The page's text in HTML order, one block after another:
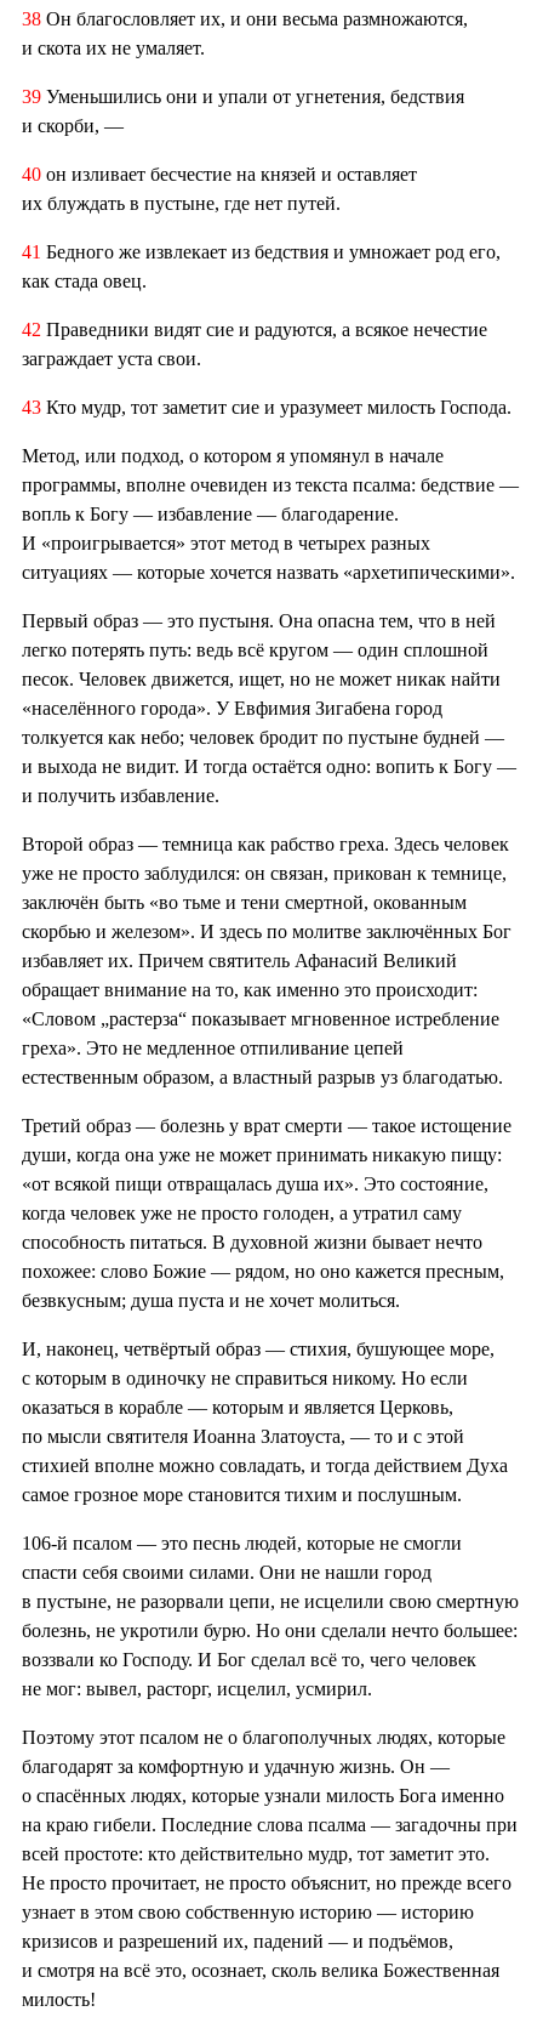
38 Он благословляет их, и они весьма размножаются,
и скота их не умаляет.
39 Уменьшились они и упали от угнетения, бедствия
и скорби, —
40 он изливает бесчестие на князей и оставляет
их блуждать в пустыне, где нет путей.
41 Бедного же извлекает из бедствия и умножает род его,
как стада овец.
42 Праведники видят сие и радуются, а всякое нечестие
заграждает уста свои.
43 Кто мудр, тот заметит сие и уразумеет милость Господа.
Метод, или подход, о котором я упомянул в начале
программы, вполне очевиден из текста псалма: бедствие —
вопль к Богу — избавление — благодарение.
И «проигрывается» этот метод в четырех разных
ситуациях — которые хочется назвать «архетипическими».
Первый образ — это пустыня. Она опасна тем, что в ней
легко потерять путь: ведь всё кругом — один сплошной
песок. Человек движется, ищет, но не может никак найти
«населённого города». У Евфимия Зигабена город
толкуется как небо; человек бродит по пустыне будней —
и выхода не видит. И тогда остаётся одно: вопить к Богу —
и получить избавление.
Второй образ — темница как рабство греха. Здесь человек
уже не просто заблудился: он связан, прикован к темнице,
заключён быть «во тьме и тени смертной, окованным
скорбью и железом». И здесь по молитве заключённых Бог
избавляет их. Причем святитель Афанасий Великий
обращает внимание на то, как именно это происходит:
«Словом „растерза“ показывает мгновенное истребление
греха». Это не медленное отпиливание цепей
естественным образом, а властный разрыв уз благодатью.
Третий образ — болезнь у врат смерти — такое истощение
души, когда она уже не может принимать никакую пищу:
«от всякой пищи отвращалась душа их». Это состояние,
когда человек уже не просто голоден, а утратил саму
способность питаться. В духовной жизни бывает нечто
похожее: слово Божие — рядом, но оно кажется пресным,
безвкусным; душа пуста и не хочет молиться.
И, наконец, четвёртый образ — стихия, бушующее море,
с которым в одиночку не справиться никому. Но если
оказаться в корабле — которым и является Церковь,
по мысли святителя Иоанна Златоуста, — то и с этой
стихией вполне можно совладать, и тогда действием Духа
самое грозное море становится тихим и послушным.
106-й псалом — это песнь людей, которые не смогли
спасти себя своими силами. Они не нашли город
в пустыне, не разорвали цепи, не исцелили свою смертную
болезнь, не укротили бурю. Но они сделали нечто большее:
воззвали ко Господу. И Бог сделал всё то, чего человек
не мог: вывел, расторг, исцелил, усмирил.
Поэтому этот псалом не о благополучных людях, которые
благодарят за комфортную и удачную жизнь. Он —
о спасённых людях, которые узнали милость Бога именно
на краю гибели. Последние слова псалма — загадочны при
всей простоте: кто действительно мудр, тот заметит это.
Не просто прочитает, не просто объяснит, но прежде всего
узнает в этом свою собственную историю — историю
кризисов и разрешений их, падений — и подъёмов,
и смотря на всё это, осознает, сколь велика Божественная
милость!